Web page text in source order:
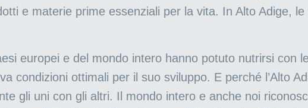
e materie prime essenziali per la vita. In Alto Adige,
europei e del mondo intero hanno potuto nutrirsi con
condizioni ottimali per il suo sviluppo. E perché l’Alto
gli uni con gli altri. Il mondo intero e anche noi